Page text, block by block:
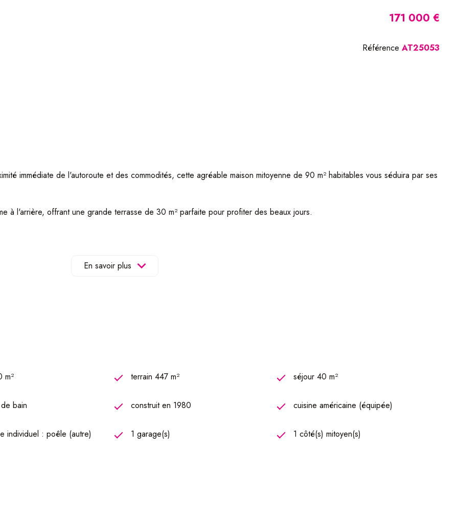
171 000 €
Référence AT25053
immédiate de l'autoroute et des commodités, cette agréable maison mitoyenne de 90 m² habitables vous séduira par ses
à l'arrière, offrant une grande terrasse de 30 m² parfaite pour profiter des beaux jours.
organiser une visite.
En savoir plus
m² terrain 447 m² séjour 40 m²
bain construit en 1980 cuisine américaine (équipée)
individuel : poêle (autre) 1 garage(s) 1 côté(s) mitoyen(s)